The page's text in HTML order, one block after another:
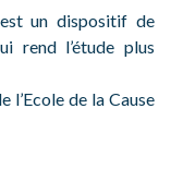
un dispositif de
rend l’étude plus
l’Ecole de la Cause